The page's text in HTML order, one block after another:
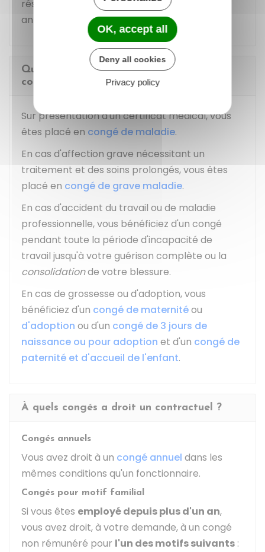
résultats de votre entretien professionnel
annuel.
Quelle est la protection sociale d'un
contractuel ?
Sur présentation d'un certificat médical, vous
êtes placé en congé de maladie.
En cas d'affection grave nécessitant un
traitement et des soins prolongés, vous êtes
placé en congé de grave maladie.
En cas d'accident du travail ou de maladie
professionnelle, vous bénéficiez d'un congé
pendant toute la période d'incapacité de
travail jusqu'à votre guérison complète ou la
consolidationde votre blessure.
En cas de grossesse ou d'adoption, vous
bénéficiez d'un congé de maternitéou
d'adoption ou d'un congé de 3 jours de
naissance ou pour adoption et d'un congé de
paternité et d'accueil de l'enfant.
À quels congés a droit un contractuel ?
Congés annuels
Vous avez droit à un congé annuel dans les
mêmes conditions qu'un fonctionnaire.
Congés pour motif familial
Si vous êtes employé depuis plus d'un an,
vous avez droit, à votre demande, à un congé
non rémunéré pour l'un des motifs suivants :
OK, accept all
Deny all cookies
Privacy policy